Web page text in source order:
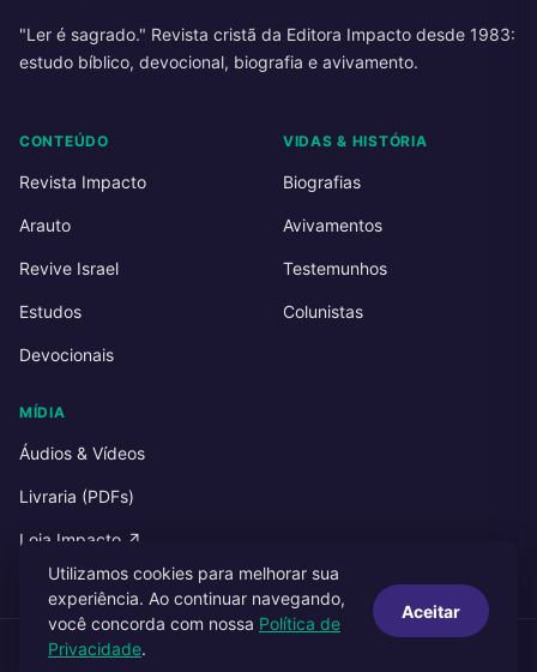
"Ler é sagrado." Revista cristã da Editora Impacto desde 1983:
estudo bíblico, devocional, biografia e avivamento.
CONTEÚDO
Revista Impacto
Arauto
Revive Israel
Estudos
Devocionais
VIDAS & HISTÓRIA
Biografias
Avivamentos
Testemunhos
Colunistas
MÍDIA
Áudios & Vídeos
Livraria (PDFs)
Loja Impacto ↗
© 2026 Impacto Publicações. Todos os direitos reservados.
Utilizamos cookies para melhorar sua
experiência. Ao continuar navegando,
você concorda com nossa Política de
Privacidade.
Aceitar